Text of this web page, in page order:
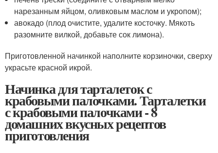
нарезанным яйцом, оливковым маслом и укропом);
авокадо (плод очистите, удалите косточку. Мякоть
разомните вилкой, добавьте сок лимона).
Приготовленной начинкой наполните корзиночки, сверху
украсьте красной икрой.
Начинка для тарталеток с
крабовыми палочками. Тарталетки
с крабовыми палочками - 8
домашних вкусных рецептов
приготовления